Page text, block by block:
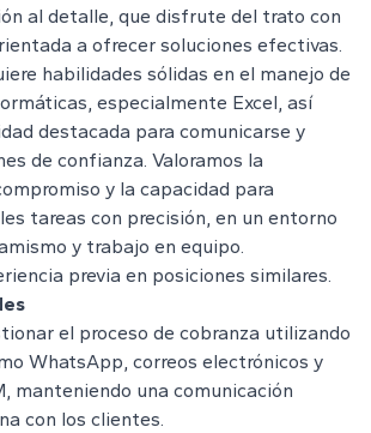
al detalle, que disfrute del trato con
a ofrecer soluciones efectivas.
habilidades sólidas en el manejo de
especialmente Excel, así
destacada para comunicarse y
de confianza. Valoramos la
y la capacidad para
tareas con precisión, en un entorno
y trabajo en equipo.
previa en posiciones similares.
el proceso de cobranza utilizando
WhatsApp, correos electrónicos y
manteniendo una comunicación
con los clientes.